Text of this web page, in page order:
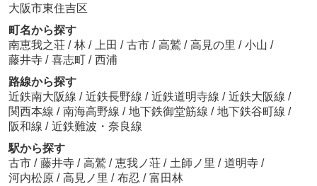
大阪市東住吉区
町名から探す
南恵我之荘 / 林 / 上田 / 古市 / 高鷲 / 高見の里 / 小山 /
藤井寺 / 喜志町 / 西浦
路線から探す
近鉄南大阪線 / 近鉄長野線 / 近鉄道明寺線 / 近鉄大阪線 /
関西本線 / 南海高野線 / 地下鉄御堂筋線 / 地下鉄谷町線 /
阪和線 / 近鉄難波・奈良線
駅から探す
古市 / 藤井寺 / 高鷲 / 恵我ノ荘 / 土師ノ里 / 道明寺 /
河内松原 / 高見ノ里 / 布忍 / 富田林